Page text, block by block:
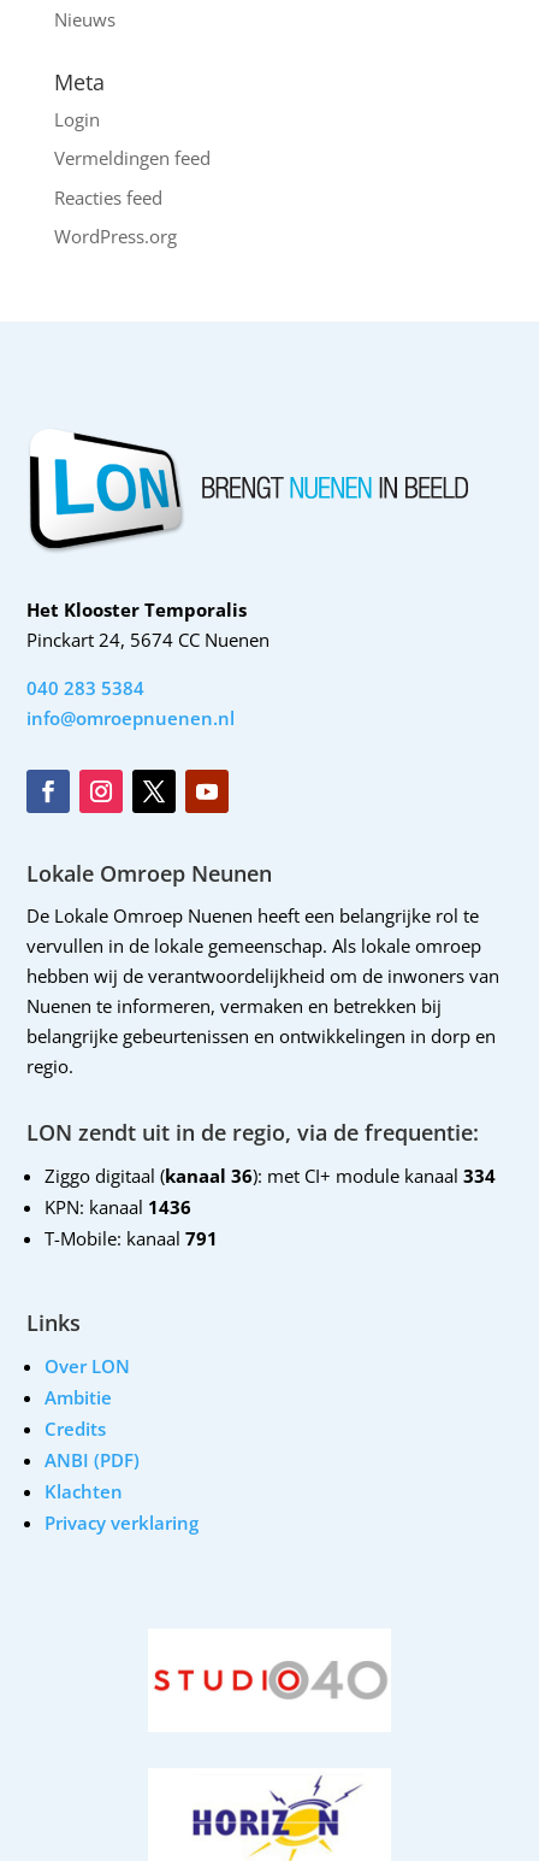
Nieuws
Meta
Login
Vermeldingen feed
Reacties feed
WordPress.org
Het Klooster Temporalis
Pinckart 24, 5674 CC Nuenen
040 283 5384
info@omroepnuenen.nl
Lokale Omroep Neunen
De Lokale Omroep Nuenen heeft een belangrijke rol te
vervullen in de lokale gemeenschap. Als lokale omroep
hebben wij de verantwoordelijkheid om de inwoners van
Nuenen te informeren, vermaken en betrekken bij
belangrijke gebeurtenissen en ontwikkelingen in dorp en
regio.
LON zendt uit in de regio, via de frequentie:
Ziggo digitaal (kanaal 36): met CI+ module kanaal 334
KPN: kanaal 1436
T-Mobile: kanaal791
Links
Over LON
Ambitie
Credits
ANBI (PDF)
Klachten
Privacy verklaring